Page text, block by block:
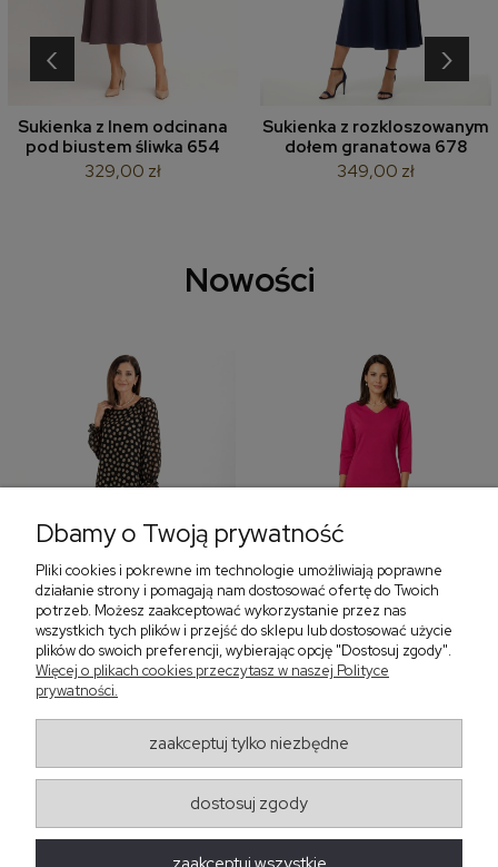
Sukienka z lnem odcinana
pod biustem śliwka 654
329,00 zł
Sukienka z rozkloszowanym
dołem granatowa 678
349,00 zł
‹ ›
Nowości
Sukienka z falbaną i
bufiastym rękawem w
405,30 zł
Sukienka z dekoltem w
299,00 zł
‹
Regulaminy
Dbamy o Twoją prywatność
Pliki cookies i pokrewne im technologie umożliwiają poprawne
działanie strony i pomagają nam dostosować ofertę do Twoich
potrzeb. Możesz zaakceptować wykorzystanie przez nas
wszystkich tych plików i przejść do sklepu lub dostosować użycie
plików do swoich preferencji, wybierając opcję "Dostosuj zgody".
Więcej o plikach cookies przeczytasz w naszej Polityce
prywatności.
zaakceptuj tylko niezbędne
dostosuj zgody